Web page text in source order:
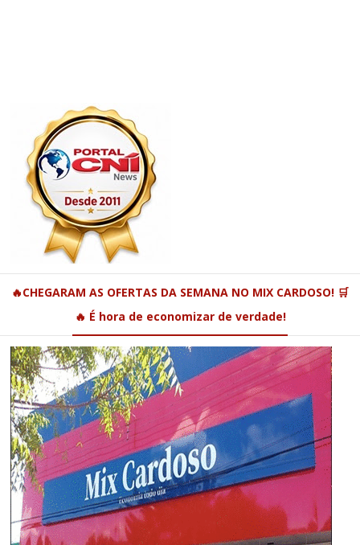
🔥CHEGARAM AS OFERTAS DA SEMANA NO MIX CARDOSO! 🛒
🔥 É hora de economizar de verdade!